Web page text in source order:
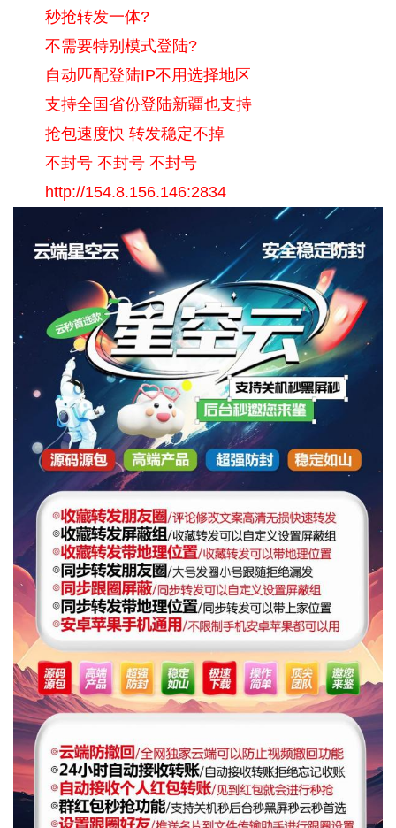
秒抢转发一体?
不需要特别模式登陆?
自动匹配登陆IP不用选择地区
支持全国省份登陆新疆也支持
抢包速度快 转发稳定不掉
不封号 不封号 不封号
http://154.8.156.146:2834